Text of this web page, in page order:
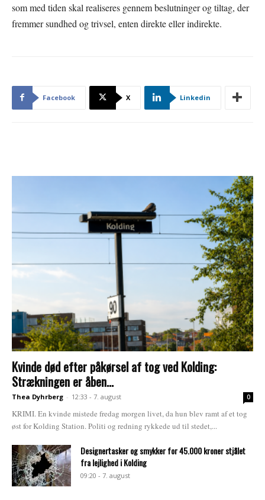
som med tiden skal realiseres gennem beslutninger og tiltag, der
fremmer sundhed og trivsel, enten direkte eller indirekte.
Facebook X Linkedin
Kvinde død efter påkørsel af tog ved Kolding:
Strækningen er åben...
Thea Dyhrberg - 12:33 - 7. august 0
KRIMI. En kvinde mistede fredag morgen livet, da hun blev ramt af et tog
øst for Kolding Station. Politi og redning rykkede ud til stedet,...
Designertasker og smykker for 45.000 kroner stjålet
fra lejlighed i Kolding
09:20 - 7. august